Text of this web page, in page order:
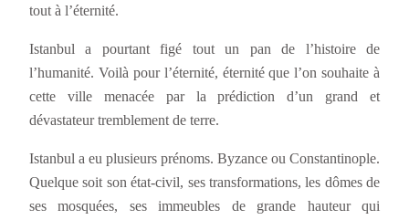
tout à l’éternité.
Istanbul a pourtant figé tout un pan de l’histoire de
l’humanité. Voilà pour l’éternité, éternité que l’on souhaite à
cette ville menacée par la prédiction d’un grand et
dévastateur tremblement de terre.
Istanbul a eu plusieurs prénoms. Byzance ou Constantinople.
Quelque soit son état-civil, ses transformations, les dômes de
ses mosquées, ses immeubles de grande hauteur qui